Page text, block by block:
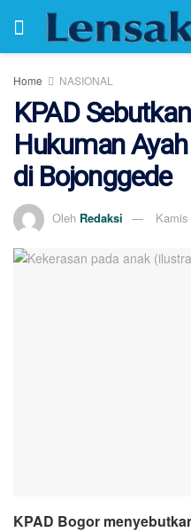
Home NASIONAL
KPAD
Hukuman
di Bojonggede
Oleh Redaksi
KPAD Bogor